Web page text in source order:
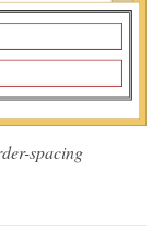
spacing